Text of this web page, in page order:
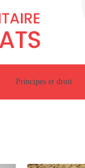
Principes et droit